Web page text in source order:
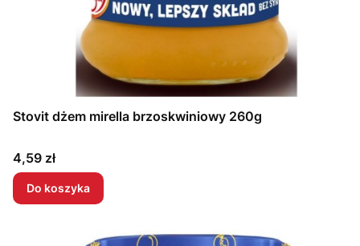
Stovit dżem mirella brzoskwiniowy 260g
Cena
4,59 zł
Do koszyka